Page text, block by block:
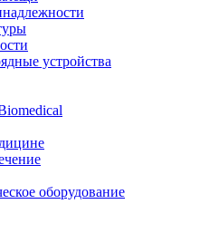
устройства
оборудование